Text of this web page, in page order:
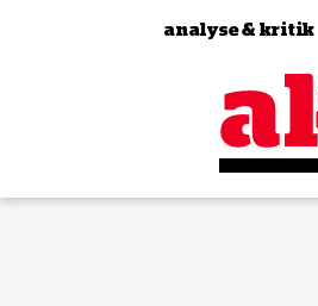
Zum Inhalt springen
analyse & kritik